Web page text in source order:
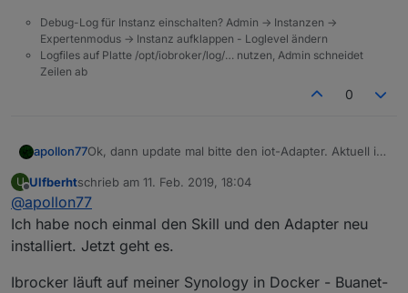
Debug-Log für Instanz einschalten? Admin -> Instanzen ->
Expertenmodus -> Instanz aufklappen - Loglevel ändern
Logfiles auf Platte /opt/iobroker/log/… nutzen, Admin schneidet
Zeilen ab
0
apollon77Ok, dann update mal bitte den iot-Adapter. Aktuell ist
wirklich?
U
Offline
Ulfberhtschrieb am 11. Feb. 2019, 18:04
zuletzt editiert von
@apollon77
Ich habe noch einmal den Skill und den Adapter neu
installiert. Jetzt geht es.
Ibrocker läuft auf meiner Synology in Docker - Buanet-